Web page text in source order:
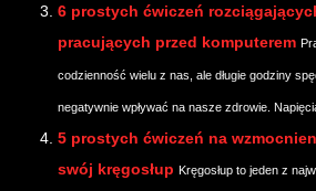
6 prostych ćwiczeń
pracujących przed komputerem
codzienność wielu z nas, ale długie godziny
negatywnie wpływać na nasze zdrowie.
5 prostych ćwiczeń na
swój kręgosłup Kręgosłup to jeden z